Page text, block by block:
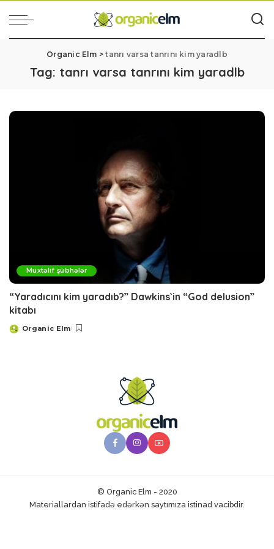
Organic Elm >tanrı varsa tanrını kim yaradlb
Tag: tanrı varsa tanrını kim yaradlb
Müxtəlif şübhələr
“Yaradıcını kim yaradıb?” Dawkins`in “God delusion”
kitabı
Posted
Organic Elm
© Organic Elm - 2020
Materiallardan istifadə edərkən saytımıza istinad vacibdir.